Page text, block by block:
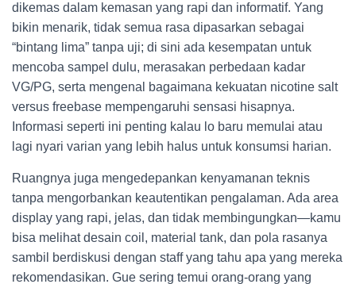
dikemas dalam kemasan yang rapi dan informatif. Yang
bikin menarik, tidak semua rasa dipasarkan sebagai
“bintang lima” tanpa uji; di sini ada kesempatan untuk
mencoba sampel dulu, merasakan perbedaan kadar
VG/PG, serta mengenal bagaimana kekuatan nicotine salt
versus freebase mempengaruhi sensasi hisapnya.
Informasi seperti ini penting kalau lo baru memulai atau
lagi nyari varian yang lebih halus untuk konsumsi harian.
Ruangnya juga mengedepankan kenyamanan teknis
tanpa mengorbankan keautentikan pengalaman. Ada area
display yang rapi, jelas, dan tidak membingungkan—kamu
bisa melihat desain coil, material tank, dan pola rasanya
sambil berdiskusi dengan staff yang tahu apa yang mereka
rekomendasikan. Gue sering temui orang-orang yang